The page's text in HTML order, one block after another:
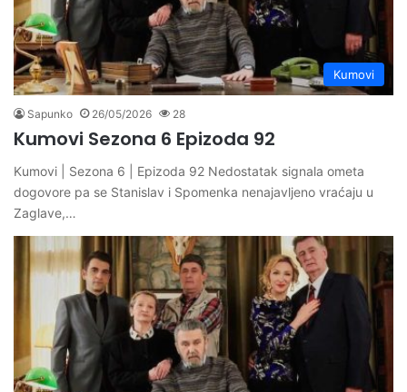
Kumovi
Sapunko 26/05/2026 28
Kumovi Sezona 6 Epizoda 92
Kumovi | Sezona 6 | Epizoda 92 Nedostatak signala ometa
dogovore pa se Stanislav i Spomenka nenajavljeno vraćaju u
Zaglave,…